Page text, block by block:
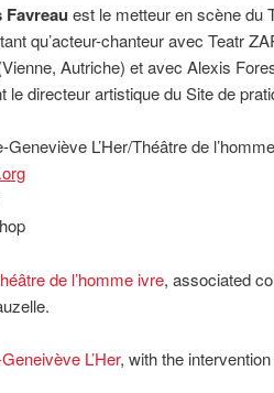
est le metteur en scène du
qu’acteur-chanteur avec Teatr
Autriche) et avec Alexis
le directeur artistique du Site de
L’Her/Théâtre de
de l’homme ivre, associated
L’Her, with the